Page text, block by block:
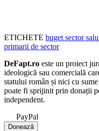
ETICHETE buget sector
primarii de sector
DeFapt.ro este un proiect
ideologică sau comercială
statului român și nici cu
poate fi sprijinit prin donații
independent.
PayPal
Donează